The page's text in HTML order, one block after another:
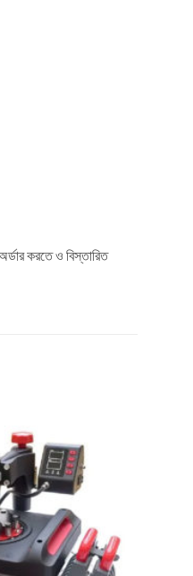
করতে ও বিস্তারিত